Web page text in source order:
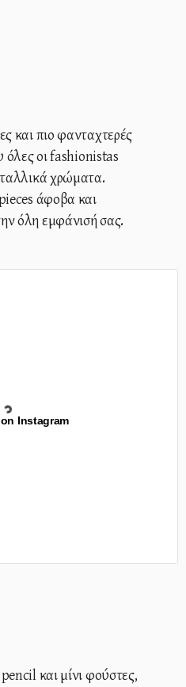
και πιο φανταχτερές
όλες οι fashionistas
χρώματα.
άφοβα και
όλη εμφάνισή σας.
Instagram
και μίνι φούστες,